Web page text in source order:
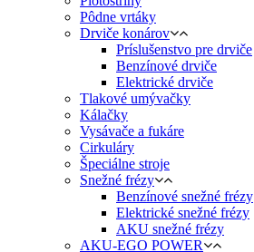
Pôdne vrtáky
Drviče konárov
Príslušenstvo pre drviče
Benzínové drviče
Elektrické drviče
Tlakové umývačky
Kálačky
Vysávače a fukáre
Cirkuláry
Špeciálne stroje
Snežné frézy
Benzínové snežné frézy
Elektrické snežné frézy
AKU snežné frézy
AKU-EGO POWER